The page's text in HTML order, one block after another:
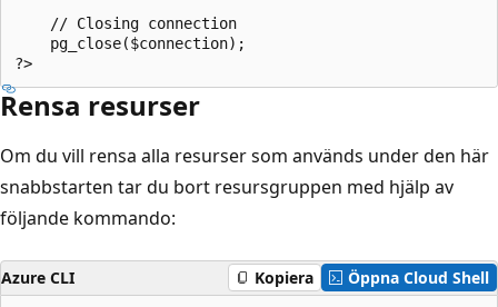
// Closing connection
pg_close($connection);
Rensa resurser
Om du vill rensa alla resurser som används under den här
snabbstarten tar du bort resursgruppen med hjälp av
följande kommando:
Azure CLI Kopiera Öppna Cloud Shell